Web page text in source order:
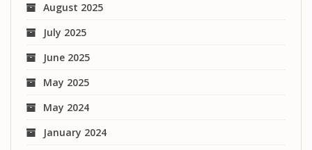
August 2025
July 2025
June 2025
May 2025
May 2024
January 2024